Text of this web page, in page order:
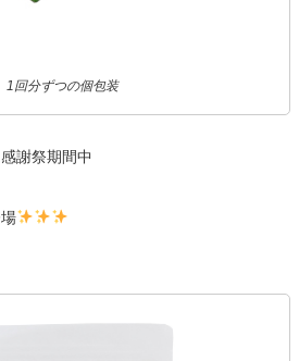
1回分ずつの個包装
謝祭期間中